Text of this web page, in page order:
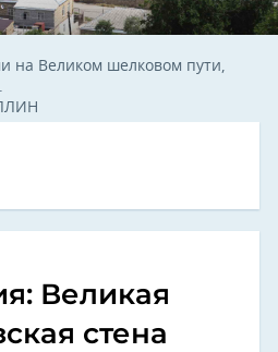
на Великом шелковом пути,
Великая
стена